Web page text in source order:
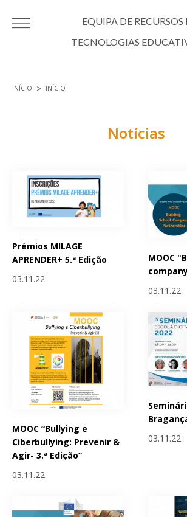
EQUIPA DE RECURSOS
TECNOLOGIAS
INÍCIO INÍCIO
Notícias
Prémios MILAGE
APRENDER+ 5.ª Edição
03.11.22
MOOC
03.11.22
MOOC “Bullying e
Ciberbullying: Prevenir &
Agir- 3.ª Edição”
03.11.22
03.11.22
Páginas